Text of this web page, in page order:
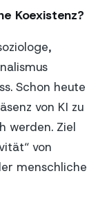
Koexistenz?
Schon heute
von KI zu
werden. Ziel
von
menschliche